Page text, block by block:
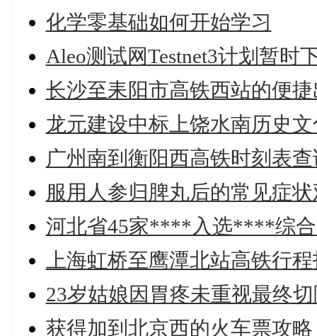
化学零基础如何开始学习
Aleo测试网Testnet3计划暂时
长沙至耒阳市高铁西站的便
龙元建设中标上饶水南历史
广州南到衡阳西高铁时刻表
服用人参归脾丸后的常见症
河北省45家****入选****综合
上海虹桥至鹰潭北站高铁行
23岁姑娘因胃疼未重视最终
获得加到北京西的火车票攻略